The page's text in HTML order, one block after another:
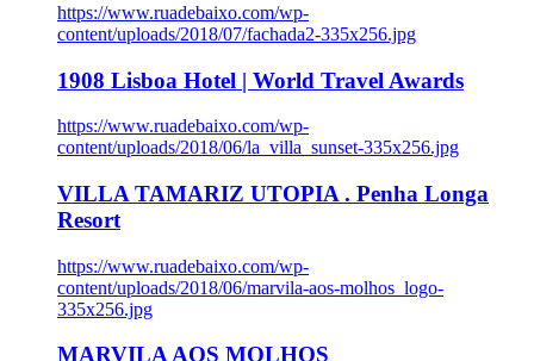
https://www.ruadebaixo.com/wp-
content/uploads/2018/07/fachada2-335x256.jpg
1908 Lisboa Hotel | World Travel Awards
https://www.ruadebaixo.com/wp-
content/uploads/2018/06/la_villa_sunset-335x256.jpg
VILLA TAMARIZ UTOPIA . Penha Longa
Resort
https://www.ruadebaixo.com/wp-
content/uploads/2018/06/marvila-aos-molhos_logo-
335x256.jpg
MARVILA AOS MOLHOS